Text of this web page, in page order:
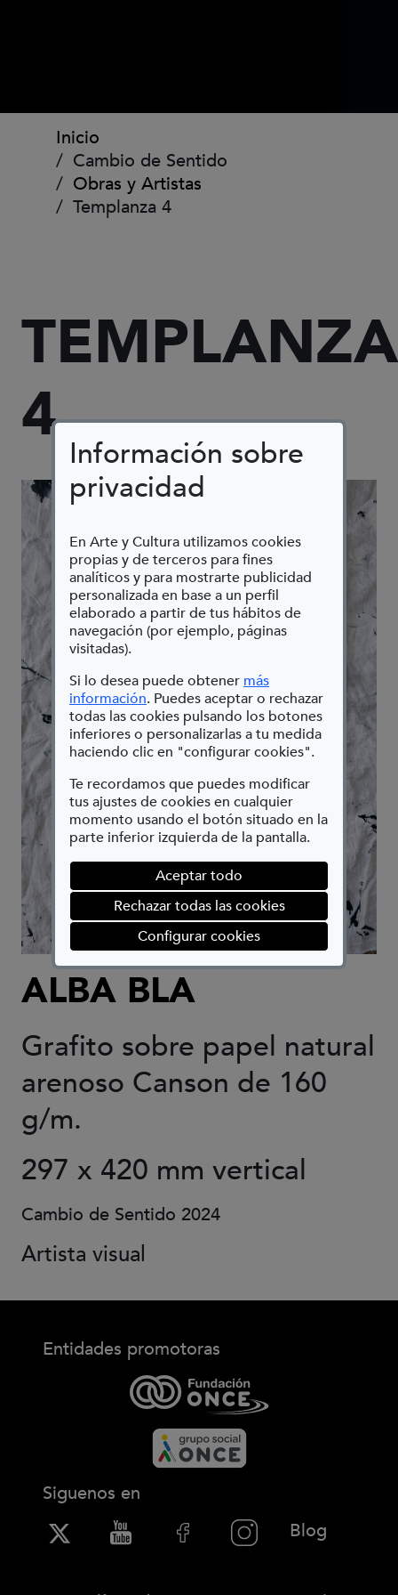
Información sobre
privacidad
En Arte y Cultura utilizamos cookies
propias y de terceros para fines
analíticos y para mostrarte publicidad
personalizada en base a un perfil
elaborado a partir de tus hábitos de
navegación (por ejemplo, páginas
visitadas).
Si lo desea puede obtener más
información(Abre en nueva ventana)
. Puedes aceptar o rechazar
todas las cookies pulsando los botones
inferiores o personalizarlas a tu medida
haciendo clic en "configurar cookies".
Te recordamos que puedes modificar
tus ajustes de cookies en cualquier
momento usando el botón situado en la
parte inferior izquierda de la pantalla.
Aceptar todo
Rechazar todas las cookies
Configurar cookies(abre en ventana
Ruta de navegación
Inicio
Cambio de Sentido
Obras y Artistas
Templanza 4
TEMPLANZA
4
ALBA BLA
Grafito sobre papel natural
arenoso Canson de 160
g/m.
297 x 420 mm vertical
Cambio de Sentido 2024
Artista visual
Entidades promotoras
Siguenos en
Blog